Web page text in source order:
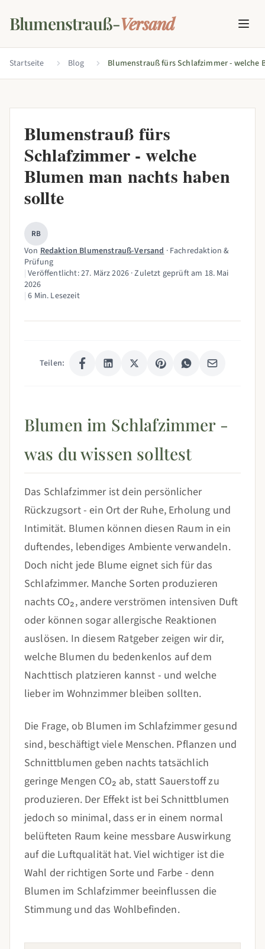
Blumenstrauß-Versand
Startseite Blog
Blumenstrauß fürs
Schlafzimmer - welche
Blumen man nachts haben
sollte
RB
VonRedaktion Blumenstrauß-Versand· Fachredaktion &
Prüfung
Veröffentlicht:27. März 2026 · Zuletzt geprüft am 18. Mai
2026
6 Min. Lesezeit
Teilen:
Blumen im Schlafzimmer -
was du wissen solltest
Das Schlafzimmer ist dein persönlicher
Rückzugsort - ein Ort der Ruhe, Erholung und
Intimität. Blumen können diesen Raum in ein
duftendes, lebendiges Ambiente verwandeln.
Doch nicht jede Blume eignet sich für das
Schlafzimmer. Manche Sorten produzieren
nachts CO₂, andere verströmen intensiven Duft
oder können sogar allergische Reaktionen
auslösen. In diesem Ratgeber zeigen wir dir,
welche Blumen du bedenkenlos auf dem
Nachttisch platzieren kannst - und welche
lieber im Wohnzimmer bleiben sollten.
Die Frage, ob Blumen im Schlafzimmer gesund
sind, beschäftigt viele Menschen. Pflanzen und
Schnittblumen geben nachts tatsächlich
geringe Mengen CO₂ ab, statt Sauerstoff zu
produzieren. Der Effekt ist bei Schnittblumen
jedoch so minimal, dass er in einem normal
belüfteten Raum keine messbare Auswirkung
auf die Luftqualität hat. Viel wichtiger ist die
Wahl der richtigen Sorte und Farbe - denn
Blumen im Schlafzimmer beeinflussen die
Stimmung und das Wohlbefinden.